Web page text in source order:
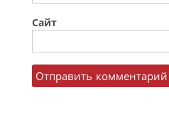
Сайт